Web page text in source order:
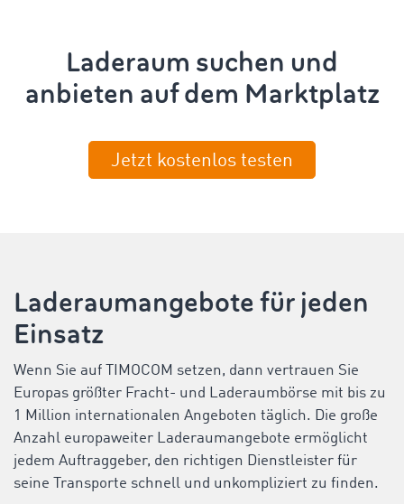
Laderaum suchen und
anbieten auf dem Marktplatz
Jetzt kostenlos testen
Laderaumangebote für jeden
Einsatz
Wenn Sie auf TIMOCOM setzen, dann vertrauen Sie
Europas größter Fracht- und Laderaumbörse mit bis zu
1 Million internationalen Angeboten täglich. Die große
Anzahl europaweiter Laderaumangebote ermöglicht
jedem Auftraggeber, den richtigen Dienstleister für
seine Transporte schnell und unkompliziert zu finden.